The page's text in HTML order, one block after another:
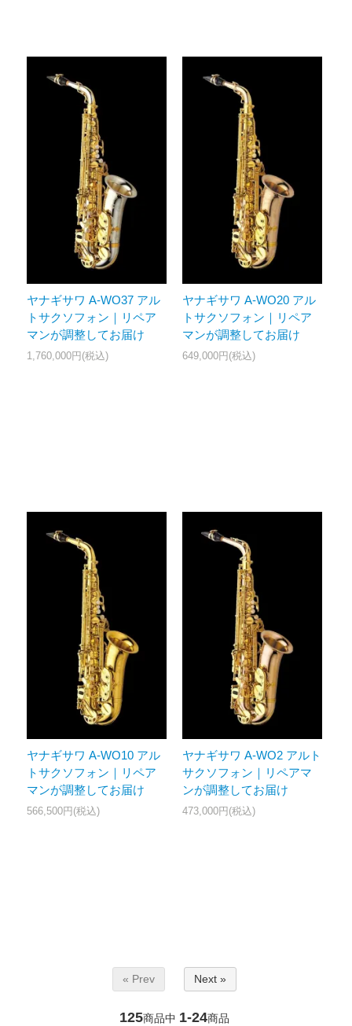
ヤナギサワ A-WO37 アル
トサクソフォン｜リペア
マンが調整してお届け
1,760,000円(税込)
ヤナギサワ A-WO20 アル
トサクソフォン｜リペア
マンが調整してお届け
649,000円(税込)
ヤナギサワ A-WO10 アル
トサクソフォン｜リペア
マンが調整してお届け
566,500円(税込)
ヤナギサワ A-WO2 アルト
サクソフォン｜リペアマ
ンが調整してお届け
473,000円(税込)
« Prev Next »
125商品中 1-24商品